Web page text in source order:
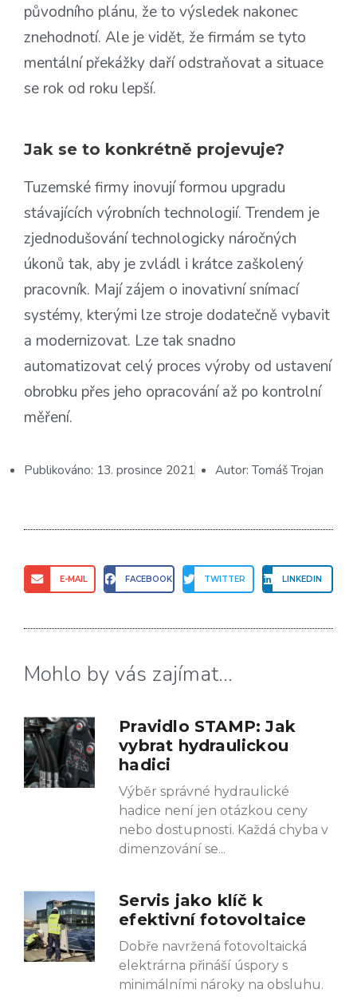
původního plánu, že to výsledek nakonec
znehodnotí. Ale je vidět, že firmám se tyto
mentální překážky daří odstraňovat a situace
se rok od roku lepší.
Jak se to konkrétně projevuje?
Tuzemské firmy inovují formou upgradu
stávajících výrobních technologií. Trendem je
zjednodušování technologicky náročných
úkonů tak, aby je zvládl i krátce zaškolený
pracovník. Mají zájem o inovativní snímací
systémy, kterými lze stroje dodatečně vybavit
a modernizovat. Lze tak snadno
automatizovat celý proces výroby od ustavení
obrobku přes jeho opracování až po kontrolní
měření.
Publikováno: 13. prosince 2021 Autor:Tomáš Trojan
E-MAIL FACEBOOK TWITTER LINKEDIN
Mohlo by vás zajímat...
Pravidlo STAMP: Jak
vybrat hydraulickou
hadici
Výběr správné hydraulické
hadice není jen otázkou ceny
nebo dostupnosti. Každá chyba v
dimenzování se
Servis jako klíč k
efektivní fotovoltaice
Dobře navržená fotovoltaická
elektrárna přináší úspory s
minimálními nároky na obsluhu.